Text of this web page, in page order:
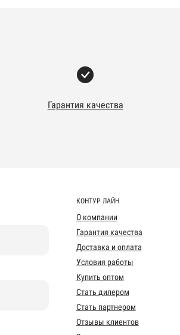
Гарантия качества
КОНТУР ЛАЙН
О компании
Гарантия качества
Доставка и оплата
Условия работы
Купить оптом
Стать дилером
Стать партнером
Отзывы клиентов